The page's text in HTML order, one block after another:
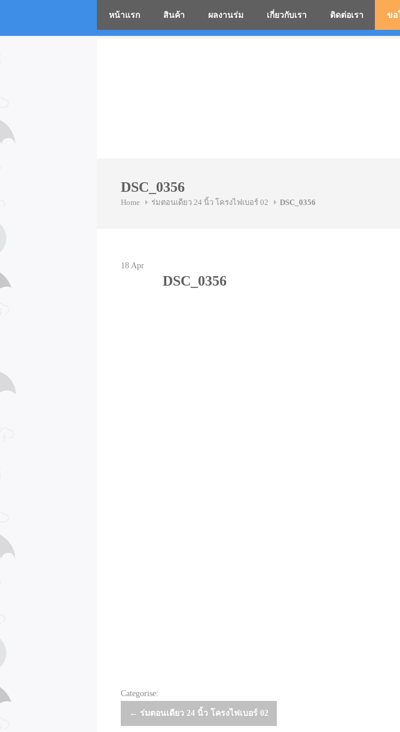
หน้าแรก สินค้า ผลงานร่ม เกี่ยวกับเรา ติดต่อเรา ขอ
DSC_0356
Home ร่มตอนเดียว 24 นิ้ว โครงไฟเบอร์ 02 DSC_0356
18 Apr
DSC_0356
Categorise:
Post
← ร่มตอนเดียว 24 นิ้ว โครงไฟเบอร์ 02
โรงงานร่มสกรีนโลโก้ ร่มพรีเมี่ยม ร่